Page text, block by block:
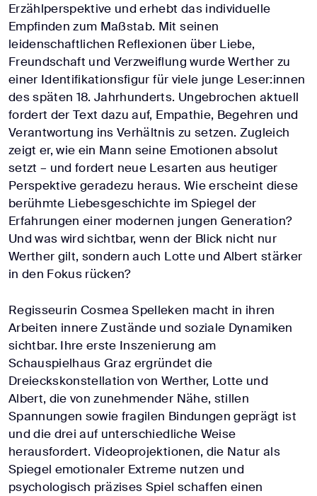
Erzählperspektive und erhebt das individuelle
Empfinden zum Maßstab. Mit seinen
leidenschaftlichen Reflexionen über Liebe,
Freundschaft und Verzweiflung wurde Werther zu
einer Identifikationsfigur für viele junge Leser:innen
des späten 18. Jahrhunderts. Ungebrochen aktuell
fordert der Text dazu auf, Empathie, Begehren und
Verantwortung ins Verhältnis zu setzen. Zugleich
zeigt er, wie ein Mann seine Emotionen absolut
setzt – und fordert neue Lesarten aus heutiger
Perspektive geradezu heraus. Wie erscheint diese
berühmte Liebesgeschichte im Spiegel der
Erfahrungen einer modernen jungen Generation?
Und was wird sichtbar, wenn der Blick nicht nur
Werther gilt, sondern auch Lotte und Albert stärker
in den Fokus rücken?
Regisseurin Cosmea Spelleken macht in ihren
Arbeiten innere Zustände und soziale Dynamiken
sichtbar. Ihre erste Inszenierung am
Schauspielhaus Graz ergründet die
Dreieckskonstellation von Werther, Lotte und
Albert, die von zunehmender Nähe, stillen
Spannungen sowie fragilen Bindungen geprägt ist
und die drei auf unterschiedliche Weise
herausfordert. Videoprojektionen, die Natur als
Spiegel emotionaler Extreme nutzen und
psychologisch präzises Spiel schaffen einen